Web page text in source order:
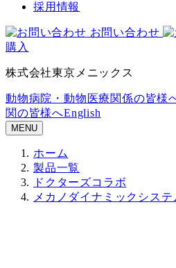
採用情報
お問い合わせ
購入
株式会社東京メニックス
動物病院・動物医療関係の皆様
関の皆様へEnglish
MENU
ホーム
製品一覧
ドクターズコラボ
メカノダイナミックシステ